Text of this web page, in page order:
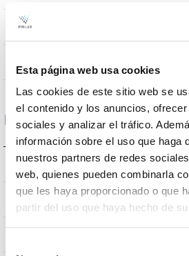
Esta página web usa cookies
Las cookies de este sitio web se
el contenido y los anuncios,
sociales y analizar el tráfico.
información sobre el uso que haga
nuestros partners de redes
web, quienes pueden combinarla
que les haya proporcionado o que
partir del uso que haya hecho de
Iluminación
Datos ópticos
Temperatura de color
CRI Índice de repr. cromática